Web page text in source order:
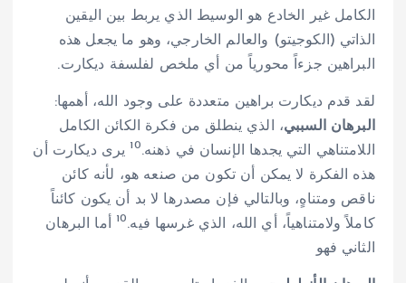
الكامل غير الخادع هو الوسيط الذي يربط بين اليقين
الذاتي (الكوجيتو) والعالم الخارجي، وهو ما يجعل هذه
البراهين جزءاً محورياً من أي ملخص لفلسفة ديكارت.
لقد قدم ديكارت براهين متعددة على وجود الله، أهمها:
البرهان السببي، الذي ينطلق من فكرة الكائن الكامل
اللامتناهي التي يجدها الإنسان في ذهنه.10 يرى ديكارت أن
هذه الفكرة لا يمكن أن تكون من صنعه هو، لأنه كائن
ناقص ومتناهٍ، وبالتالي فإن مصدرها لا بد أن يكون كائناً
كاملاً ولامتناهياً، أي الله، الذي غرسها فيه.10
أما البرهان
الثاني فهو